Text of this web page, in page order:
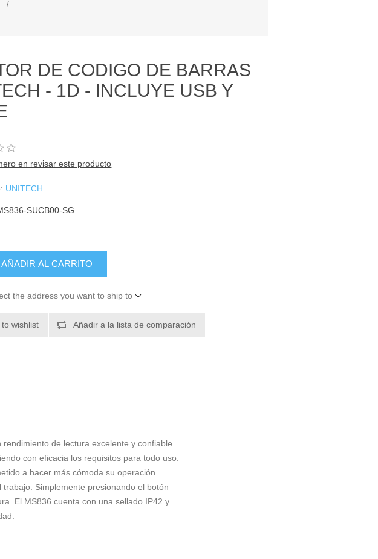
/
DE CODIGO DE BARRAS
- 1D - INCLUYE USB Y
en revisar este producto
UNITECH
SUCB00-SG
AÑADIR AL CARRITO
the address you want to ship to
to wishlist Añadir a la lista de comparación
de lectura excelente y confiable.
con eficacia los requisitos para todo uso.
a hacer más cómoda su operación
Simplemente presionando el botón
El MS836 cuenta con una sellado IP42 y